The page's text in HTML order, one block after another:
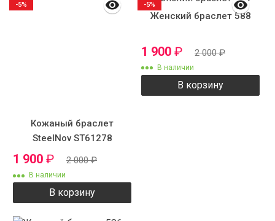
Кожаный браслет
SteelNov ST61278
1 900 ₽ 2 000₽
В наличии
В корзину
-5%
Женский браслет 588
1 900 ₽ 2 000₽
В наличии
В корзину
-5%